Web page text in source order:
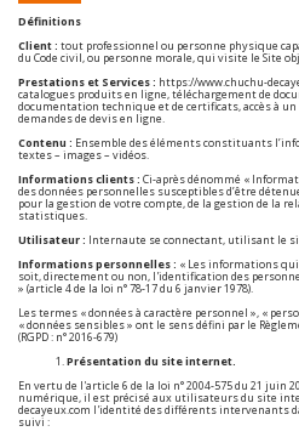
Définitions
Client : tout professionnel ou personne physique
du Code civil, ou personne morale, qui visite le Site
Prestations et Services : https://www.chuchu-
catalogues produits en ligne, téléchargement de
documentation technique et de certificats, accès à
demandes de devis en ligne.
Contenu : Ensemble des éléments constituants
textes – images – vidéos.
Informations clients : Ci-après dénommé «
des données personnelles susceptibles d’être
pour la gestion de votre compte, de la gestion de la
statistiques.
Utilisateur : Internaute se connectant, utilisant le
Informations personnelles : « Les informations
soit, directement ou non, l'identification des
» (article 4 de la loi n° 78-17 du 6 janvier 1978).
Les termes « données à caractère personnel », «
« données sensibles » ont le sens défini par le
(RGPD : n° 2016-679)
Présentation du site internet.
En vertu de l'article 6 de la loi n° 2004-575 du 21 juin
numérique, il est précisé aux utilisateurs du site
decayeux.com l'identité des différents intervenants
suivi :